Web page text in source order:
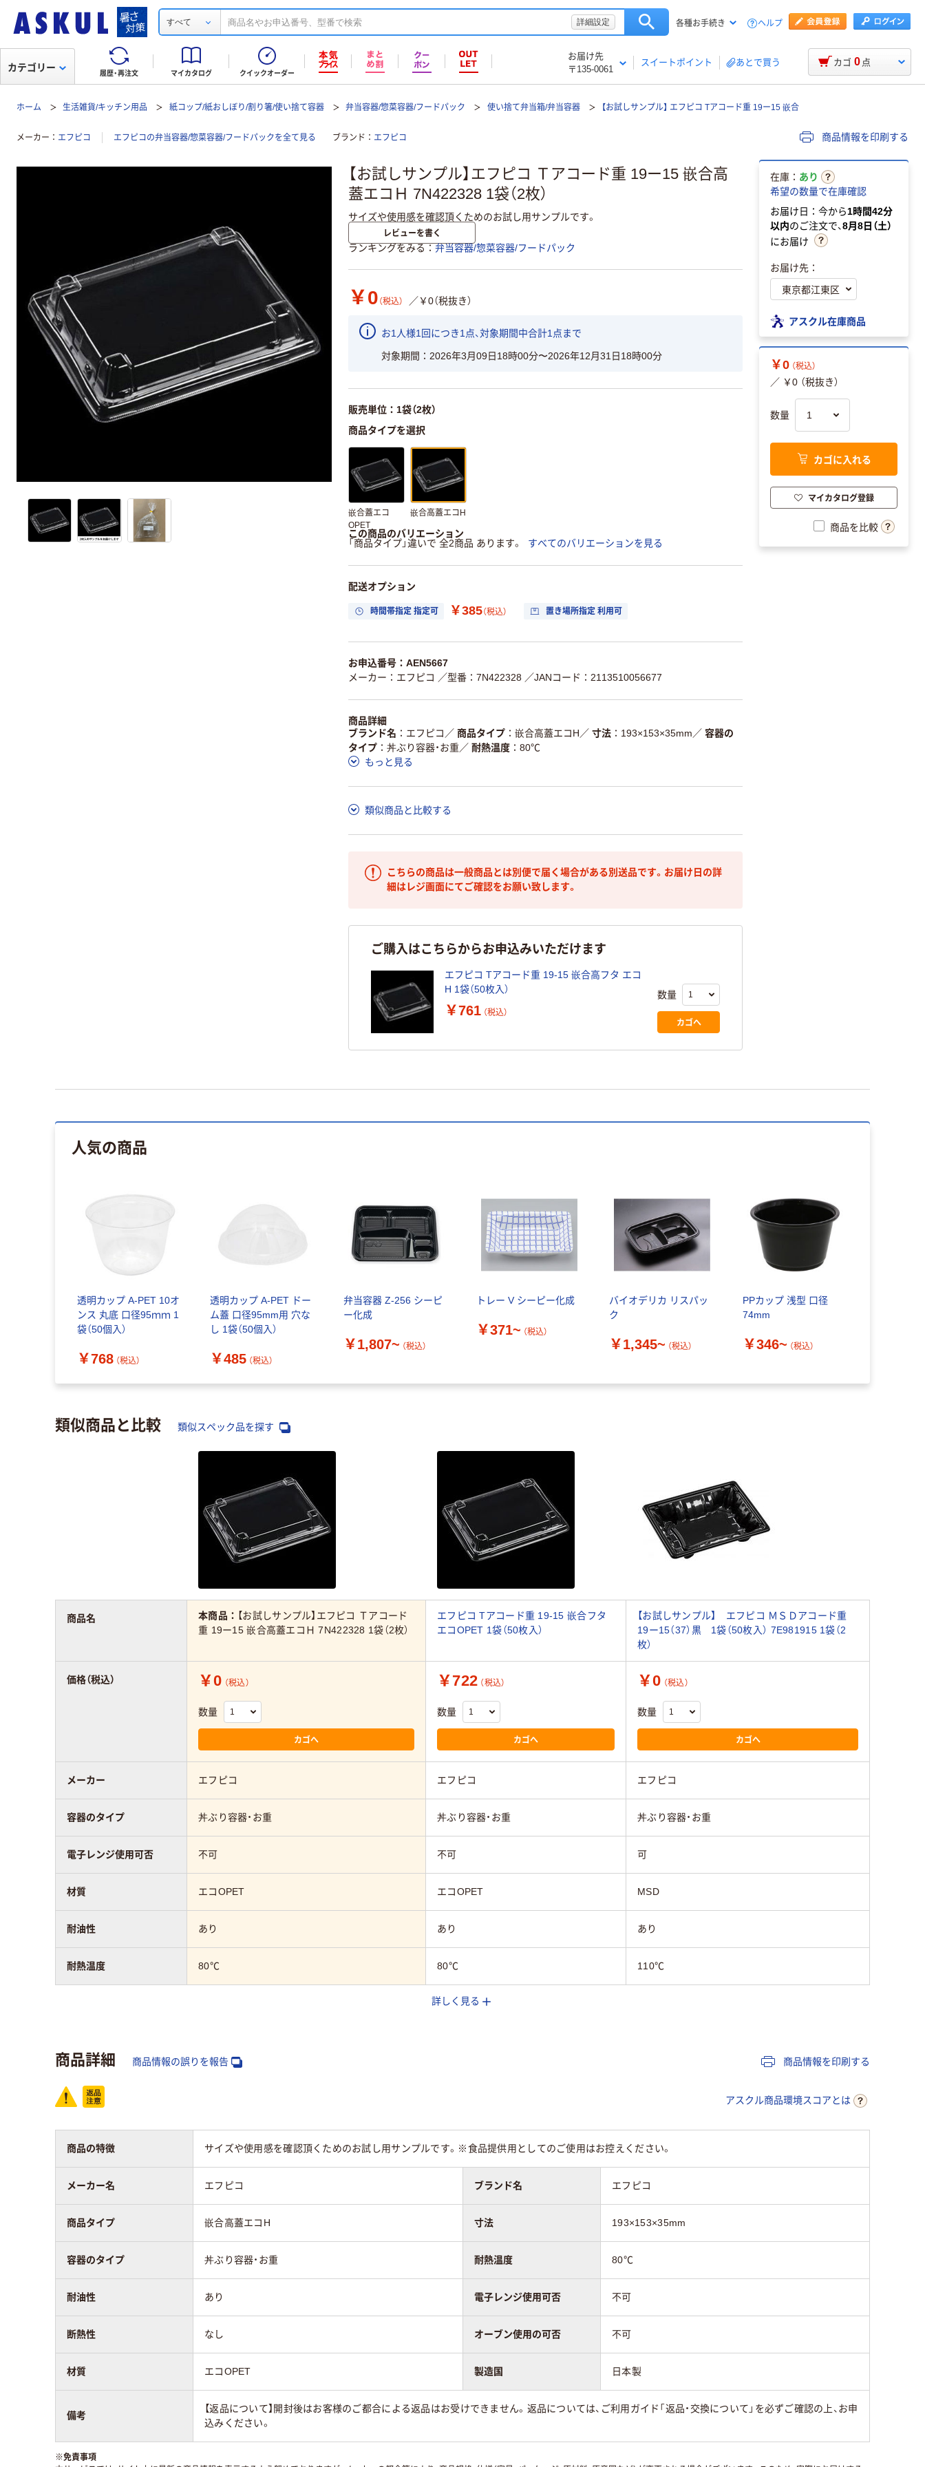
すべて 詳細設定 各種お手続き ヘルプ
履歴・再注文 マイカタログ クイックオーダー
お届け先
〒135-0061
スイートポイント あとで買う
カテゴリー カゴ 0 点
ホーム 生活雑貨/キッチン用品 紙コップ/紙おしぼり/割り箸/使い捨て容器 弁当容器/惣菜容器/フードパック 使い捨て弁当箱/弁当容器 【お試しサンプル】 エフピコ Tアコード重 19ー15 嵌合
メーカー エフピコ エフピコの弁当容器/惣菜容器/フードパックを全て見る ブランド エフピコ 商品情報を印刷する
【お試しサンプル】エフピコ Ｔアコード重 19ー15 嵌合高
蓋エコＨ 7N422328 1袋（2枚）
サイズや使用感を確認頂くためのお試し用サンプルです。
レビューを書く
ランキングをみる 弁当容器/惣菜容器/フードパック
￥0 （税込） ／￥0（税抜き）
お1人様1回につき1点、対象期間中合計1点まで
対象期間 2026年3月09日18時00分〜2026年12月31日18時00分
販売単位：1袋（2枚）
商品タイプを選択
嵌合蓋エコ
OPET
嵌合高蓋エコH
この商品のバリエーション
「商品タイプ」違いで 全2商品 あります。
すべてのバリエーションを見る
配送オプション
時間帯指定 指定可 ￥385（税込） 置き場所指定 利用可
お申込番号：AEN5667
メーカー：エフピコ ／型番：7N422328 ／JANコード：2113510056677
商品詳細
ブランド名
エフピコ ／ 商品タイプ 嵌合高蓋エコH ／ 寸法 193×153×35mm ／ 容器の
タイプ
丼ぶり容器・お重／ 耐熱温度
80℃
もっと見る
類似商品と比較する
こちらの商品は一般商品とは別便で届く場合がある別送品です。お届け日の詳
細はレジ画面にてご確認をお願い致します。
ご購入はこちらからお申込みいただけます
エフピコ Tアコード重 19-15 嵌合高フタ エコ
H 1袋（50枚入）
￥761 （税込）
数量
カゴへ
在庫： あり
希望の数量で在庫確認
お届け日：今から1時間42分
以内のご注文で、8月8日（土）
にお届け
お届け先：
アスクル在庫商品
￥0 （税込）
／ ￥0 （税抜き）
数量
カゴに入れる
マイカタログ登録
商品を比較
人気の商品
透明カップ A-PET 10オ
ンス 丸底 口径95ｍｍ 1
袋（50個入）
￥768 （税込）
透明カップ A-PET ドー
ム蓋 口径95mm用 穴な
し 1袋（50個入）
￥485 （税込）
弁当容器 Z-256 シーピ
ー化成
￥1,807~ （税込）
トレー V シーピー化成
￥371~ （税込）
バイオデリカ リスパッ
ク
￥1,345~ （税込）
PPカップ 浅型 口径
74mm
￥346~ （税込）
類似商品と比較 類似スペック品を探す
商品名 本商品： 【お試しサンプル】エフピコ Ｔアコード
重 19ー15 嵌合高蓋エコＨ 7N422328 1袋（2枚）
エフピコ Tアコード重 19-15 嵌合フタ
エコOPET 1袋（50枚入）
【お試しサンプル】 エフピコ ＭＳＤアコード重
19ー15（37）黒 1袋（50枚入） 7E981915 1袋（2
枚）
価格（税込） ￥0 （税込）
数量
カゴへ
￥722 （税込）
数量
カゴへ
￥0 （税込）
数量
カゴへ
メーカー エフピコ エフピコ エフピコ
容器のタイプ 丼ぶり容器・お重 丼ぶり容器・お重 丼ぶり容器・お重
電子レンジ使用可否 不可 不可 可
材質 エコOPET エコOPET MSD
耐油性 あり あり あり
耐熱温度 80℃ 80℃ 110℃
詳しく見る
商品詳細 商品情報の誤りを報告 商品情報を印刷する
アスクル商品環境スコアとは
商品の特徴 サイズや使用感を確認頂くためのお試し用サンプルです。※食品提供用としてのご使用はお控えください。
メーカー名 エフピコ ブランド名 エフピコ
商品タイプ 嵌合高蓋エコH 寸法 193×153×35mm
容器のタイプ 丼ぶり容器・お重 耐熱温度 80℃
耐油性 あり 電子レンジ使用可否 不可
断熱性 なし オーブン使用の可否 不可
材質 エコOPET 製造国 日本製
備考
【返品について】開封後はお客様のご都合による返品はお受けできません。返品については、ご利用ガイド「返品・交換について」を必ずご確認の上、お申
込みください。
※免責事項